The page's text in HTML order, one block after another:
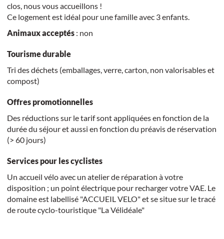
clos, nous vous accueillons !
Ce logement est idéal pour une famille avec 3 enfants.
Animaux acceptés: non
Tourisme durable
Tri des déchets (emballages, verre, carton, non valorisables et
compost)
Offres promotionnelles
Des réductions sur le tarif sont appliquées en fonction de la
durée du séjour et aussi en fonction du préavis de réservation
(> 60 jours)
Services pour les cyclistes
Un accueil vélo avec un atelier de réparation à votre
disposition ; un point électrique pour recharger votre VAE. Le
domaine est labellisé "ACCUEIL VELO" et se situe sur le tracé
de route cyclo-touristique "La Vélidéale"